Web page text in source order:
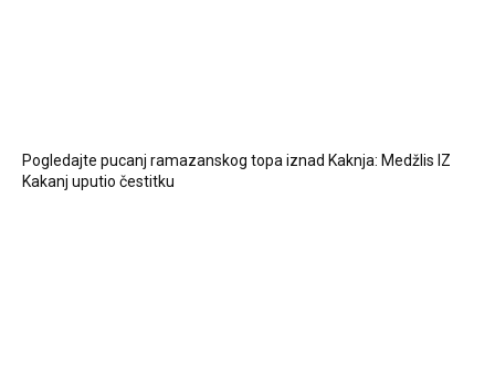
Pogledajte pucanj ramazanskog topa iznad Kaknja: Medžlis IZ
Kakanj uputio čestitku